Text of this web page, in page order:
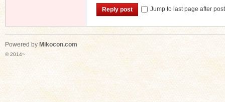
Reply post Jump to last page after
Powered by Mikocon.com
© 2014~